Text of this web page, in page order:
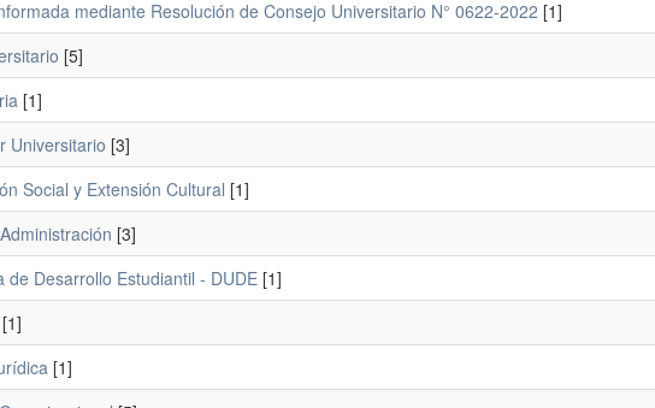
mediante Resolución de Consejo Universitario N° 0622-2022 [1]
[5]
[1]
Universitario [3]
Social y Extensión Cultural [1]
[3]
Desarrollo Estudiantil - DUDE [1]
[1]
[1]